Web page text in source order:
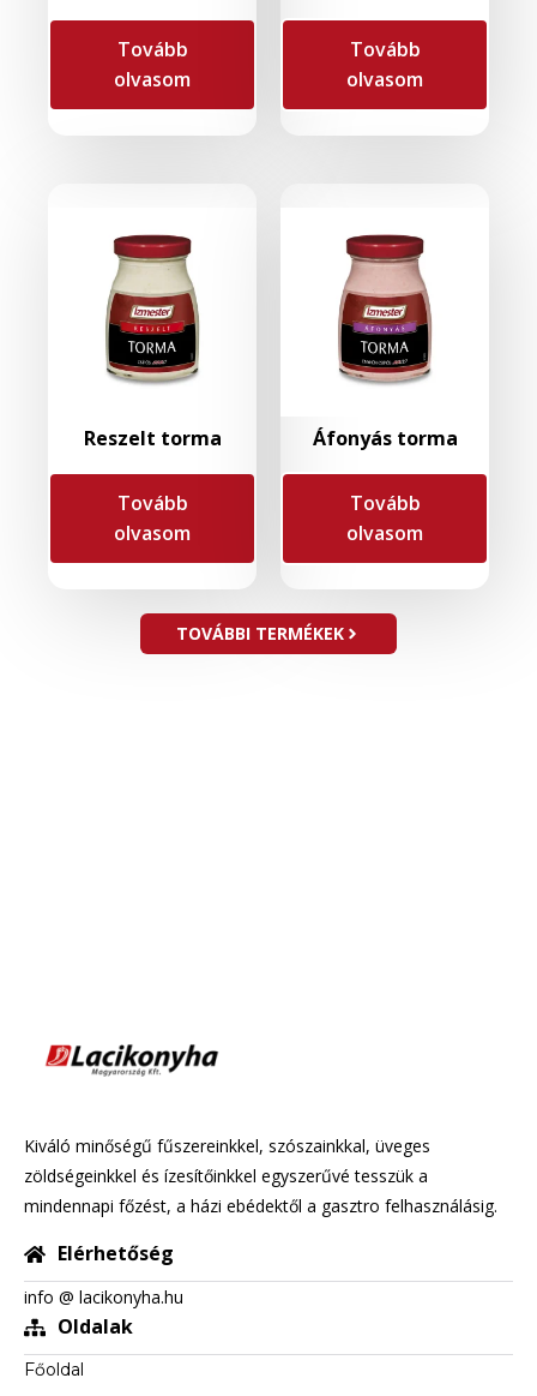
Tovább
olvasom
Tovább
olvasom
Reszelt torma
Tovább
olvasom
Áfonyás torma
Tovább
olvasom
TOVÁBBI TERMÉKEK
Kiváló minőségű fűszereinkkel, szószainkkal, üveges
zöldségeinkkel és ízesítőinkkel egyszerűvé tesszük a
mindennapi főzést, a házi ebédektől a gasztro felhasználásig.
Elérhetőség
info @ lacikonyha.hu
Oldalak
Főoldal